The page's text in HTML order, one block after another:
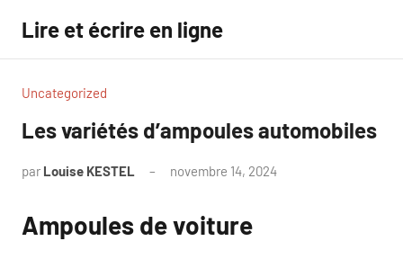
contenu
Lire et écrire en ligne
Uncategorized
Les variétés d’ampoules automobiles
par Louise KESTEL novembre 14, 2024
Ampoules de voiture